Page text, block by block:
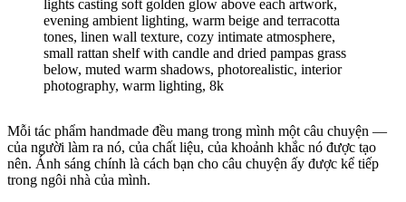
Mỗi tác phẩm handmade đều mang trong mình một câu chuyện —
của người làm ra nó, của chất liệu, của khoảnh khắc nó được tạo
nên. Ánh sáng chính là cách bạn cho câu chuyện ấy được kể tiếp
trong ngôi nhà của mình.